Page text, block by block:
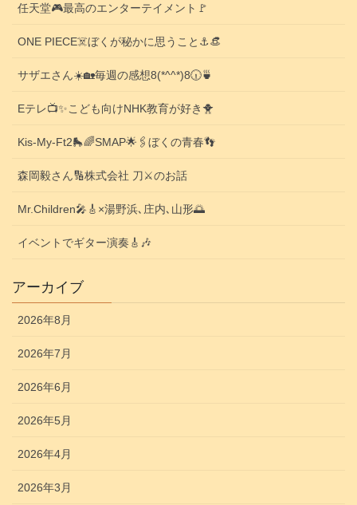
任天堂🎮️最高のエンターテイメント🚩
ONE PIECE☠️ぼくが秘かに思うこと⚓️👒
サザエさん☀️🏡毎週の感想8(*^^*)8🕡️🍵
Eテレ📺️✨こども向けNHK教育が好き🐥
Kis-My-Ft2🛼🌈SMAP🌟🖇️ぼくの青春👣
森岡毅さん🔢株式会社 刀⚔️のお話
Mr.Children🎤🎸×湯野浜､庄内､山形🌅
イベントでギター演奏🎸🎶
アーカイブ
2026年8月
2026年7月
2026年6月
2026年5月
2026年4月
2026年3月